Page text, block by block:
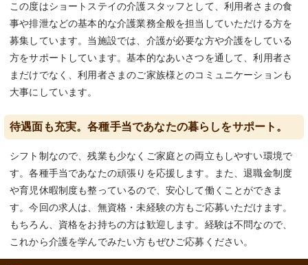
この度はショートステイの介護スタッフとして、利用者さまの食
事や排泄などの基本的な介護業務全般を担当していただける方を
募集しています。当施設では、介護が必要な方や介護をしている
方をサポートしています。基本的なあいさつを通して、利用者さ
まだけでなく、利用者さまのご家族様とのコミュニケーションも
大事にしています。
待遇面も充実。各種手当であなたの暮らしをサポート。
シフト制なので、残業も少なくご家庭との両立もしやすい環境で
す。各種手当であなたの頑張りを応援します。また、退職金制度
や育児休暇制度も整っているので、安心して働くことができま
す。今回の求人は、無資格・未経験の方もご応募いただけます。
もちろん、資格をお持ちの方は歓迎します。経験は不問なので、
これから介護を学んでみたい方もぜひご応募ください。